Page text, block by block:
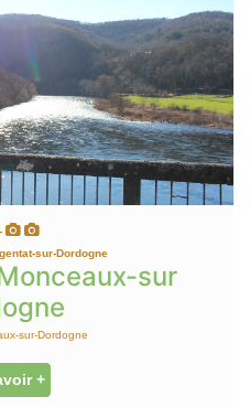
sur-Dordogne
sur
sur-Dordogne
+